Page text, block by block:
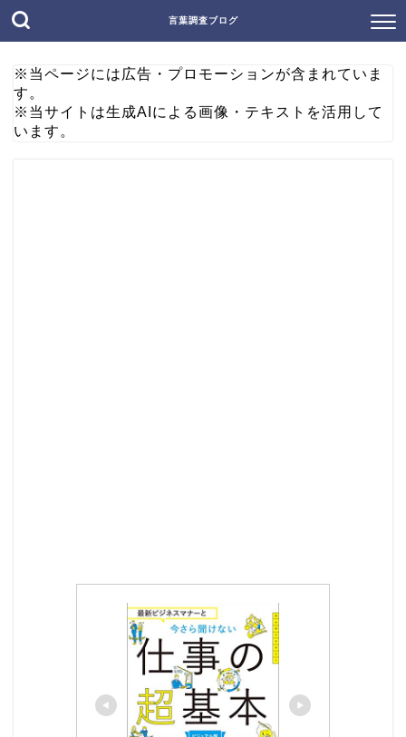
言葉調査ブログ
※当ページには広告・プロモーションが含まれていま
す。
※当サイトは生成AIによる画像・テキストを活用して
います。